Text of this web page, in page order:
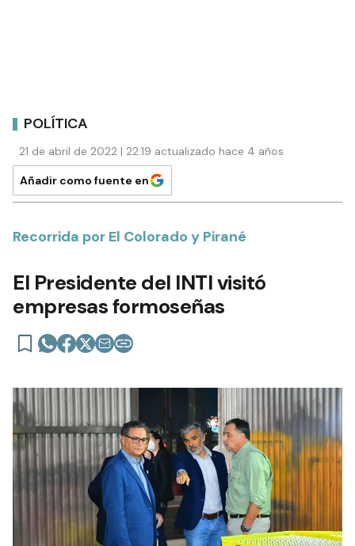
POLÍTICA
21 de abril de 2022 | 22:19 actualizado hace 4 años
Añadir como fuente en
Recorrida por El Colorado y Pirané
El Presidente del INTI visitó
empresas formoseñas